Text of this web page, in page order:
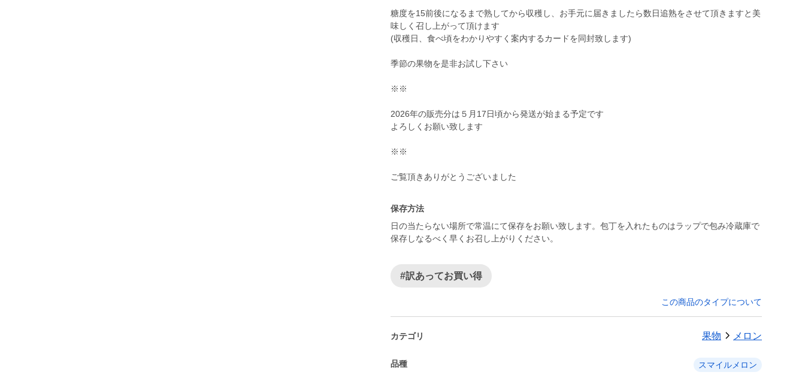
糖度を15前後になるまで熟してから収穫し、お手元に届きましたら数日追熟をさせて頂きますと美
味しく召し上がって頂けます
(収穫日、食べ頃をわかりやすく案内するカードを同封致します)
季節の果物を是非お試し下さい
※※
2026年の販売分は５月17日頃から発送が始まる予定です
よろしくお願い致します
※※
ご覧頂きありがとうございました
保存方法
日の当たらない場所で常温にて保存をお願い致します。包丁を入れたものはラップで包み冷蔵庫で
保存しなるべく早くお召し上がりください。
#訳あってお買い得
この商品のタイプについて
カテゴリ 果物 メロン
品種 スマイルメロン